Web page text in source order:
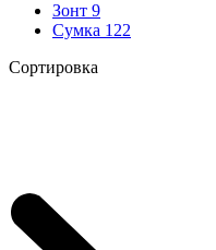
Зонт 9
Сумка 122
Сортировка